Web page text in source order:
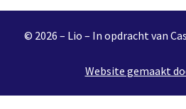
© 2026 – Lio – In opdracht van
Website gemaakt